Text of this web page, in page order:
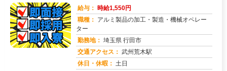
給与： 時給1,550円
職種： アルミ製品の加工・製造・機械オペレー
ター
勤務地： 埼玉県 行田市
交通アクセス： 武州荒木駅
休日・休暇： 土日